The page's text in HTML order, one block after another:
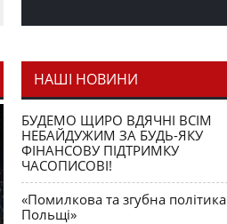
НАШІ НОВИНИ
БУДЕМО ЩИРО ВДЯЧНІ ВСІМ
НЕБАЙДУЖИМ ЗА БУДЬ-ЯКУ
ФІНАНСОВУ ПІДТРИМКУ
ЧАСОПИСОВІ!
«Помилкова та згубна політика
Польщі»